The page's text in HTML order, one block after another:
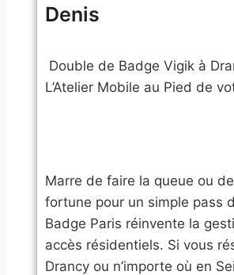
Denis
​Double de Badge Vigik à
L’Atelier Mobile au Pied de
​Marre de faire la queue ou
fortune pour un simple pass
Badge Paris réinvente la
accès résidentiels. Si vous
Drancy ou n’importe où en